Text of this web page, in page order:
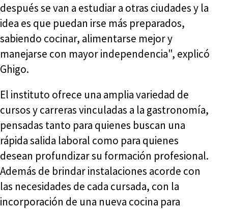
después se van a estudiar a otras ciudades y la
idea es que puedan irse más preparados,
sabiendo cocinar, alimentarse mejor y
manejarse con mayor independencia", explicó
Ghigo.
El instituto ofrece una amplia variedad de
cursos y carreras vinculadas a la gastronomía,
pensadas tanto para quienes buscan una
rápida salida laboral como para quienes
desean profundizar su formación profesional.
Además de brindar instalaciones acorde con
las necesidades de cada cursada, con la
incorporación de una nueva cocina para